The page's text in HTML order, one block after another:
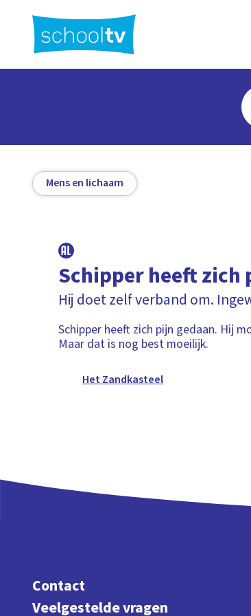
hoofdinhoud
Mens en lichaam
Schipper heeft zich
Hij doet zelf verband om.
Schipper heeft zich pijn gedaan. Hij
Maar dat is nog best moeilijk.
Het Zandkasteel
Contact
Veelgestelde vragen